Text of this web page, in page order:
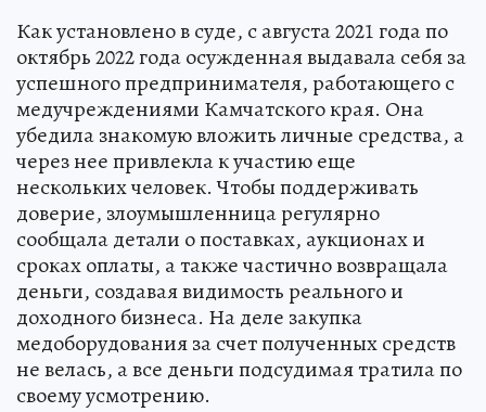
Как установлено в суде, с августа 2021 года по
октябрь 2022 года осужденная выдавала себя за
успешного предпринимателя, работающего с
медучреждениями Камчатского края. Она
убедила знакомую вложить личные средства, а
через нее привлекла к участию еще
нескольких человек. Чтобы поддерживать
доверие, злоумышленница регулярно
сообщала детали о поставках, аукционах и
сроках оплаты, а также частично возвращала
деньги, создавая видимость реального и
доходного бизнеса. На деле закупка
медоборудования за счет полученных средств
не велась, а все деньги подсудимая тратила по
своему усмотрению.